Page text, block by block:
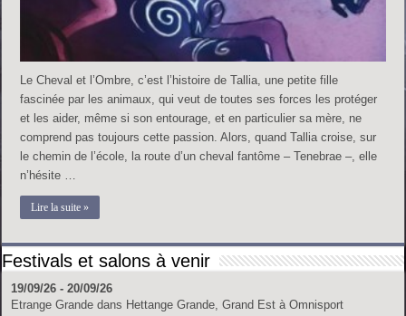
Le Cheval et l’Ombre, c’est l’histoire de Tallia, une petite fille
fascinée par les animaux, qui veut de toutes ses forces les protéger
et les aider, même si son entourage, et en particulier sa mère, ne
comprend pas toujours cette passion. Alors, quand Tallia croise, sur
le chemin de l’école, la route d’un cheval fantôme – Tenebrae –, elle
n’hésite …
Lire la suite »
Festivals et salons à venir
19/09/26 - 20/09/26
Etrange Grande dans Hettange Grande, Grand Est à Omnisport